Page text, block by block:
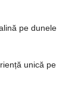
pe dunele
unică pe